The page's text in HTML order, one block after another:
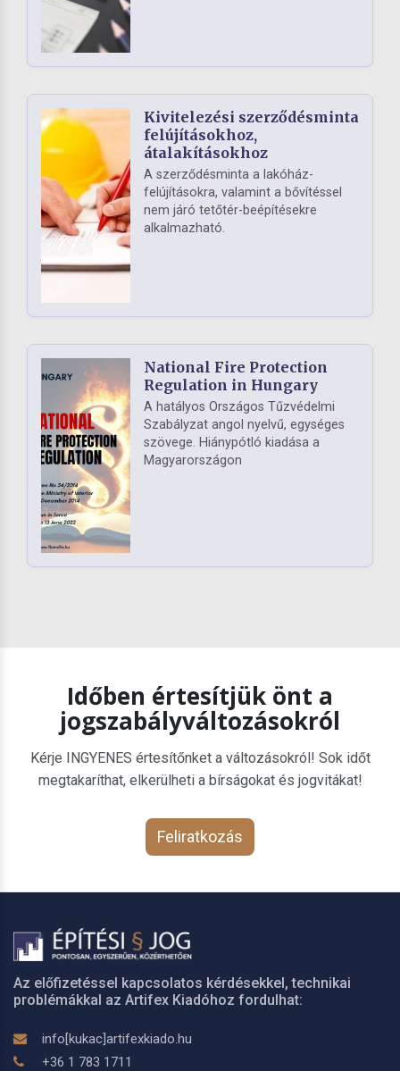
Kivitelezési szerződésminta
felújításokhoz,
átalakításokhoz
A szerződésminta a lakóház-
felújításokra, valamint a bővítéssel
nem járó tetőtér-beépítésekre
alkalmazható.
National Fire Protection
Regulation in Hungary
A hatályos Országos Tűzvédelmi
Szabályzat angol nyelvű, egységes
szövege. Hiánypótló kiadása a
Magyarországon
Időben értesítjük önt a
jogszabályváltozásokról
Kérje INGYENES értesítőnket a változásokról! Sok időt
megtakaríthat, elkerülheti a bírságokat és jogvitákat!
Feliratkozás
Az előfizetéssel kapcsolatos kérdésekkel, technikai
problémákkal az Artifex Kiadóhoz fordulhat:
info[kukac]artifexkiado.hu
+36 1 783 1711